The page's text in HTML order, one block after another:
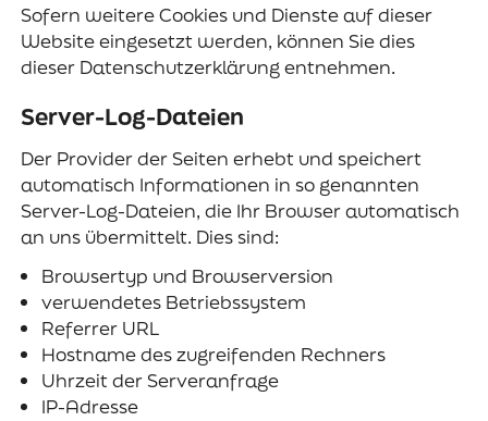
Sofern weitere Cookies und Dienste auf dieser
Website eingesetzt werden, können Sie dies
dieser Datenschutzerklärung entnehmen.
Server-Log-Dateien
Der Provider der Seiten erhebt und speichert
automatisch Informationen in so genannten
Server-Log-Dateien, die Ihr Browser automatisch
an uns übermittelt. Dies sind:
Browsertyp und Browserversion
verwendetes Betriebssystem
Referrer URL
Hostname des zugreifenden Rechners
Uhrzeit der Serveranfrage
IP-Adresse